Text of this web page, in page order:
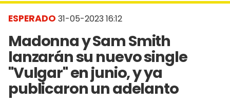
ESPERADO 31-05-2023 16:12
Madonna y Sam Smith
lanzarán su nuevo single
"Vulgar" en junio, y ya
publicaron un adelanto